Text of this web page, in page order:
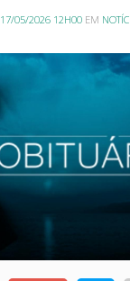
17/05/2026 12H00 EM